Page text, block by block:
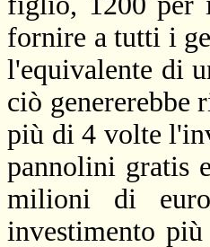
fornire a tutti i
l'equivalente di
ciò
più di 4 volte
pannolini gratis
milioni di
investimento